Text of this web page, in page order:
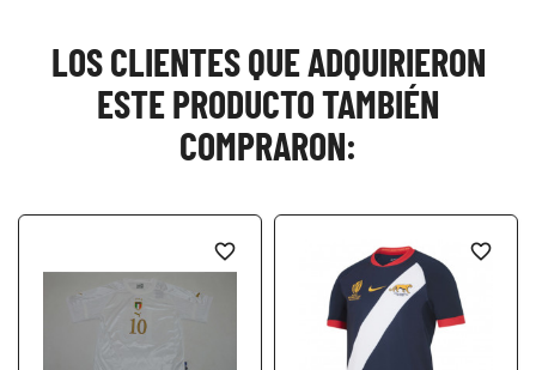
LOS CLIENTES QUE ADQUIRIERON
ESTE PRODUCTO TAMBIÉN
COMPRARON:
favorite_border favorite_border